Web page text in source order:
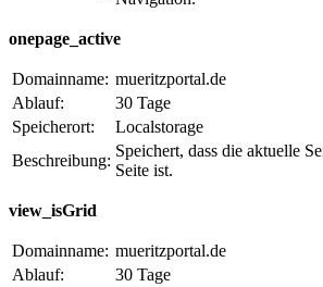
onepage_active
Domainname: mueritzportal.de
Ablauf:
30 Tage
Speicherort:
Localstorage
Beschreibung:
Speichert, dass die aktuelle
Seite ist.
view_isGrid
Domainname: mueritzportal.de
Ablauf:
30 Tage